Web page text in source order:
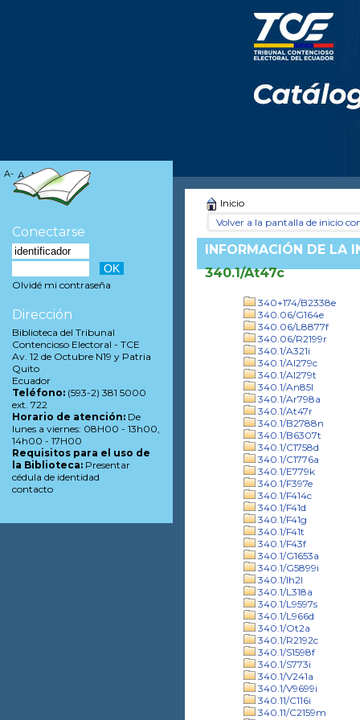
Inicio
Volver a la pantalla de inicio
INFORMACIÓN DE LA
340.1/At47c
340+174/B2338e
340.06/G164e
340.06/L8877f
340.06/R2199r
340.1/A321i
340.1/Al279c
340.1/Al279t
340.1/An85l
340.1/Ar798a
340.1/At47r
340.1/B2788n
340.1/B6307t
340.1/C1758d
340.1/C1776a
340.1/E779k
340.1/F397e
340.1/F414c
340.1/F41d
340.1/F41g
340.1/F41t
340.1/F43f
340.1/G1653a
340.1/G5899i
340.1/Ih2l
340.1/L318a
340.1/L9597s
340.1/L966d
340.1/Ot2a
340.1/R2192c
340.1/S1598f
340.1/S773i
340.1/V241a
340.1/V9699i
340.11/C116i
340.11/C2159m
A- A A+
Conectarse
Olvidé mi contraseña
Dirección
Biblioteca del Tribunal
Contencioso Electoral - TCE
Av. 12 de Octubre N19 y Patria
Quito
Ecuador
Teléfono: (593-2) 381 5000
ext. 722
Horario de atención: De
lunes a viernes: 08H00 - 13h00,
14h00 - 17H00
Requisitos para el uso de
la Biblioteca: Presentar
cédula de identidad
contacto